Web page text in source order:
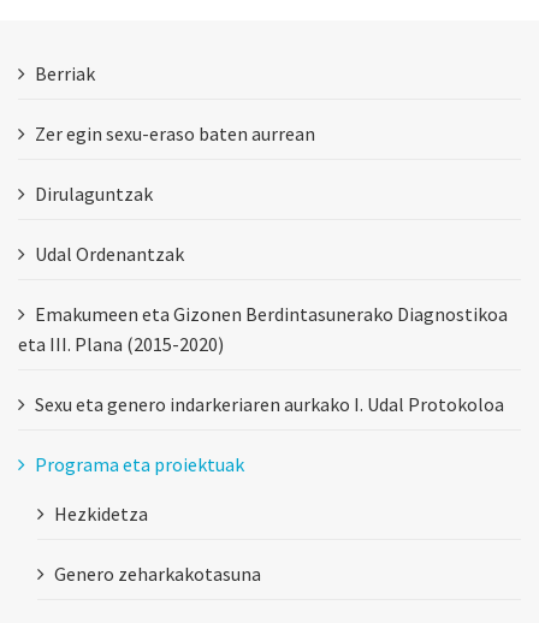
Berriak
Zer egin sexu-eraso baten aurrean
Dirulaguntzak
Udal Ordenantzak
Emakumeen eta Gizonen Berdintasunerako Diagnostikoa
eta III. Plana (2015-2020)
Sexu eta genero indarkeriaren aurkako I. Udal Protokoloa
Programa eta proiektuak
Hezkidetza
Genero zeharkakotasuna